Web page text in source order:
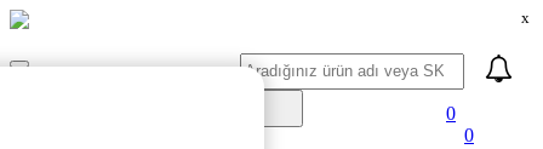
x
Mobil
Ara
0
0